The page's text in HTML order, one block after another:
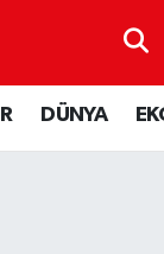
DÜNYA